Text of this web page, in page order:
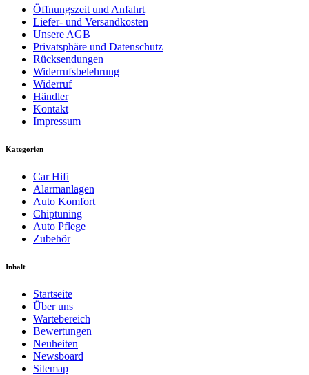
Öffnungszeit und Anfahrt
Liefer- und Versandkosten
Unsere AGB
Privatsphäre und Datenschutz
Rücksendungen
Widerrufsbelehrung
Widerruf
Händler
Kontakt
Impressum
Kategorien
Car Hifi
Alarmanlagen
Auto Komfort
Chiptuning
Auto Pflege
Zubehör
Inhalt
Startseite
Über uns
Wartebereich
Bewertungen
Neuheiten
Newsboard
Sitemap